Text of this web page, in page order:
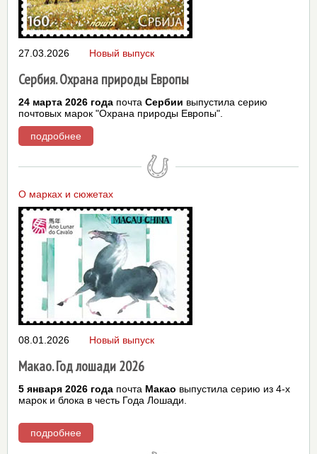
27.03.2026
Сербия. Охрана природы Европы
Новый выпуск
24 марта 2026 года почта Сербии выпустила серию
почтовых марок "Охрана природы Европы".
подробнее
О марках и сюжетах
08.01.2026
Макао. Год лошади 2026
Новый выпуск
5 января 2026 года почта Макао выпустила серию из 4-х
марок и блока в честь Года Лошади.
подробнее